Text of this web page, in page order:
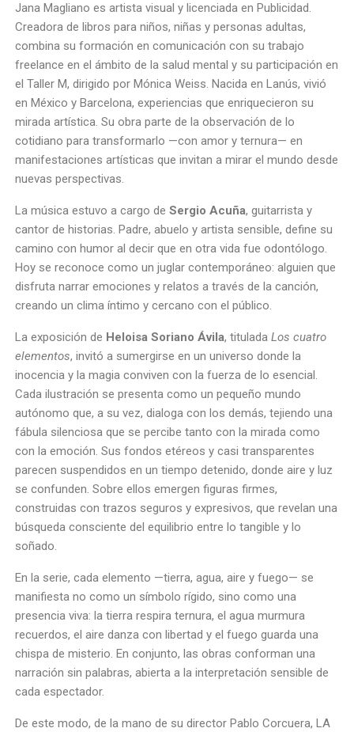
Jana Magliano es artista visual y licenciada en Publicidad.
Creadora de libros para niños, niñas y personas adultas,
combina su formación en comunicación con su trabajo
freelance en el ámbito de la salud mental y su participación en
el Taller M, dirigido por Mónica Weiss. Nacida en Lanús, vivió
en México y Barcelona, experiencias que enriquecieron su
mirada artística. Su obra parte de la observación de lo
cotidiano para transformarlo —con amor y ternura— en
manifestaciones artísticas que invitan a mirar el mundo desde
nuevas perspectivas.
La música estuvo a cargo deSergio Acuña, guitarrista y
cantor de historias. Padre, abuelo y artista sensible, define su
camino con humor al decir que en otra vida fue odontólogo.
Hoy se reconoce como un juglar contemporáneo: alguien que
disfruta narrar emociones y relatos a través de la canción,
creando un clima íntimo y cercano con el público.
La exposición de Heloisa Soriano Ávila, tituladaLos cuatro
elementos, invitó a sumergirse en un universo donde la
inocencia y la magia conviven con la fuerza de lo esencial.
Cada ilustración se presenta como un pequeño mundo
autónomo que, a su vez, dialoga con los demás, tejiendo una
fábula silenciosa que se percibe tanto con la mirada como
con la emoción. Sus fondos etéreos y casi transparentes
parecen suspendidos en un tiempo detenido, donde aire y luz
se confunden. Sobre ellos emergen figuras firmes,
construidas con trazos seguros y expresivos, que revelan una
búsqueda consciente del equilibrio entre lo tangible y lo
soñado.
En la serie, cada elemento —tierra, agua, aire y fuego— se
manifiesta no como un símbolo rígido, sino como una
presencia viva: la tierra respira ternura, el agua murmura
recuerdos, el aire danza con libertad y el fuego guarda una
chispa de misterio. En conjunto, las obras conforman una
narración sin palabras, abierta a la interpretación sensible de
cada espectador.
De este modo, de la mano de su director Pablo Corcuera, LA